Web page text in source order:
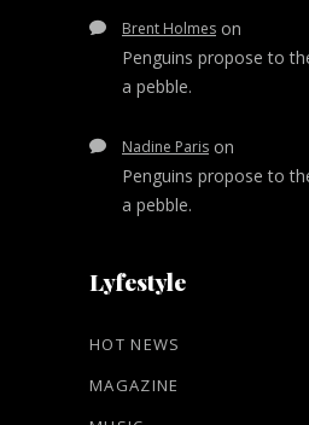
Brent Holmes on
Penguins propose to
a pebble.
Nadine Paris on
Penguins propose to
a pebble.
Lyfestyle
HOT NEWS
MAGAZINE